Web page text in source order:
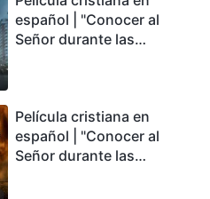
español | "Conocer al
Señor durante las
podemos sobrevivir?
Película cristiana en
español | "Conocer al
Señor durante las